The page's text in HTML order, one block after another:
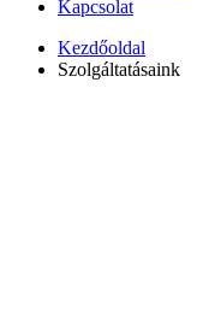
Kapcsolat
Kezdőoldal
Szolgáltatásaink